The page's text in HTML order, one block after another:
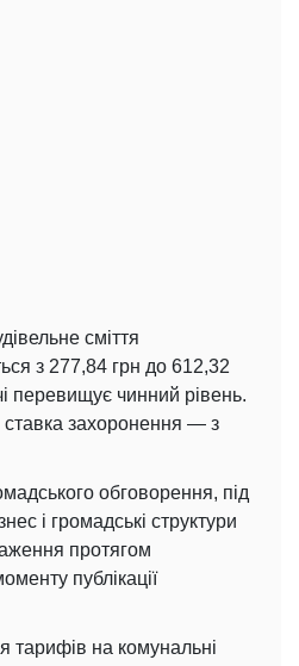
сміття
з 277,84 грн до 612,32
перевищує чинний рівень.
захоронення — з
обговорення, під
і громадські структури
протягом
публікації
тарифів на комунальні